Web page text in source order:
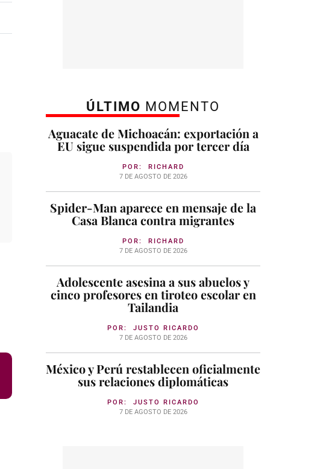
ÚLTIMO MOMENTO
Aguacate de Michoacán: exportación a
EU sigue suspendida por tercer día
POR: RICHARD
7 DE AGOSTO DE 2026
Spider-Man aparece en mensaje de la
Casa Blanca contra migrantes
POR: RICHARD
7 DE AGOSTO DE 2026
Adolescente asesina a sus abuelos y
cinco profesores en tiroteo escolar en
Tailandia
POR: JUSTO RICARDO
7 DE AGOSTO DE 2026
México y Perú restablecen oficialmente
sus relaciones diplomáticas
POR: JUSTO RICARDO
7 DE AGOSTO DE 2026